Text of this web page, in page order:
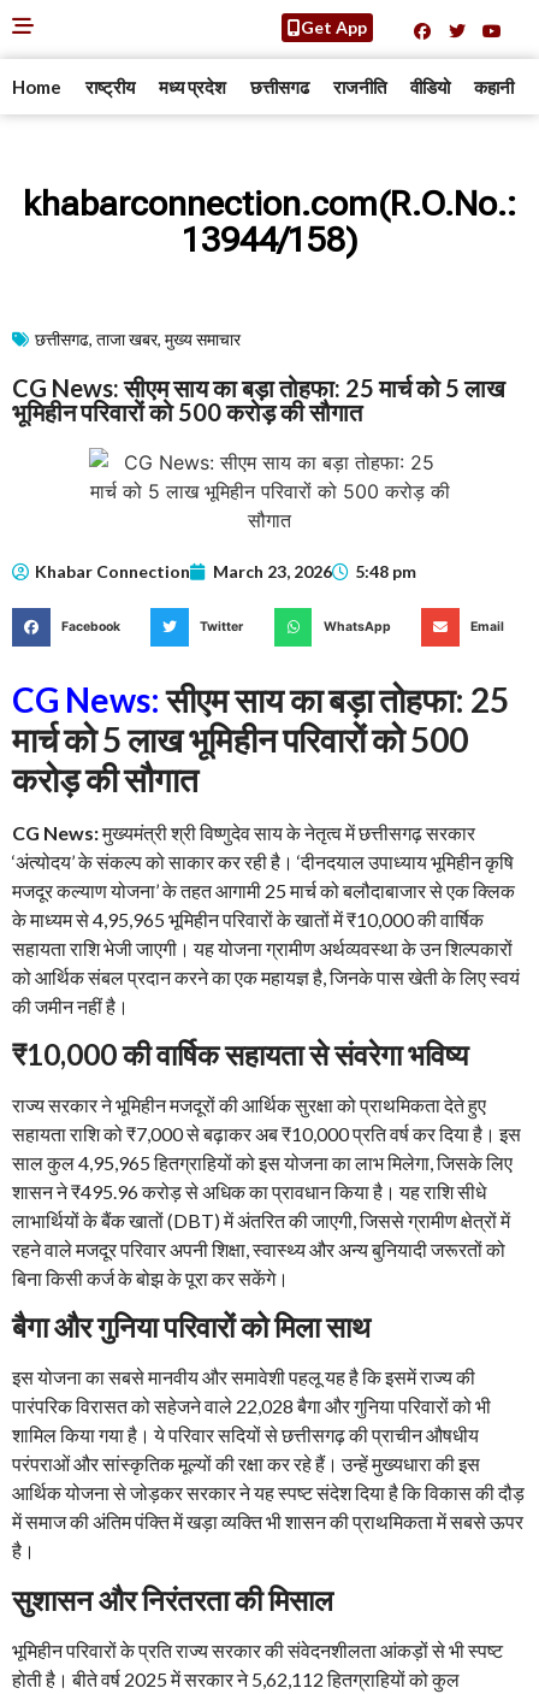
Get App
Home राष्ट्रीय मध्य प्रदेश छत्तीसगढ राजनीति वीडियो कहानी
khabarconnection.com(R.O.No.:
13944/158)
छत्तीसगढ, ताजा खबर, मुख्य समाचार​
CG News: सीएम साय का बड़ा तोहफा: 25 मार्च को 5 लाख
भूमिहीन परिवारों को 500 करोड़ की सौगात
Khabar Connection March 23, 2026 5:48 pm
Facebook Twitter WhatsApp Email
CG News:सीएम साय का बड़ा तोहफा: 25
मार्च को5 लाख भूमिहीन परिवारों को 500
करोड़ की सौगात
CG News:मुख्यमंत्री श्री विष्णुदेव साय के नेतृत्व में छत्तीसगढ़ सरकार
‘अंत्योदय’ के संकल्प को साकार कर रही है। ‘दीनदयाल उपाध्याय भूमिहीन कृषि
मजदूर कल्याण योजना’ के तहत आगामी 25 मार्च को बलौदाबाजार से एक क्लिक
के माध्यम से 4,95,965 भूमिहीन परिवारों के खातों में ₹10,000 की वार्षिक
सहायता राशि भेजी जाएगी। यह योजना ग्रामीण अर्थव्यवस्था के उन शिल्पकारों
को आर्थिक संबल प्रदान करने का एक महायज्ञ है, जिनके पास खेती के लिए स्वयं
की जमीन नहीं है।
₹10,000की वार्षिक सहायता से संवरेगा भविष्य
राज्य सरकार ने भूमिहीन मजदूरों की आर्थिक सुरक्षा को प्राथमिकता देते हुए
सहायता राशि को ₹7,000 से बढ़ाकर अब ₹10,000 प्रति वर्ष कर दिया है। इस
साल कुल 4,95,965 हितग्राहियों को इस योजना का लाभ मिलेगा, जिसके लिए
शासन ने ₹495.96 करोड़ से अधिक का प्रावधान किया है। यह राशि सीधे
लाभार्थियों के बैंक खातों (DBT) में अंतरित की जाएगी, जिससे ग्रामीण क्षेत्रों में
रहने वाले मजदूर परिवार अपनी शिक्षा, स्वास्थ्य और अन्य बुनियादी जरूरतों को
बिना किसी कर्ज के बोझ के पूरा कर सकेंगे।
बैगा और गुनिया परिवारों को मिला साथ
इस योजना का सबसे मानवीय और समावेशी पहलू यह है कि इसमें राज्य की
पारंपरिक विरासत को सहेजने वाले 22,028 बैगा और गुनिया परिवारों को भी
शामिल किया गया है। ये परिवार सदियों से छत्तीसगढ़ की प्राचीन औषधीय
परंपराओं और सांस्कृतिक मूल्यों की रक्षा कर रहे हैं। उन्हें मुख्यधारा की इस
आर्थिक योजना से जोड़कर सरकार ने यह स्पष्ट संदेश दिया है कि विकास की दौड़
में समाज की अंतिम पंक्ति में खड़ा व्यक्ति भी शासन की प्राथमिकता में सबसे ऊपर
है।
सुशासन और निरंतरता की मिसाल
भूमिहीन परिवारों के प्रति राज्य सरकार की संवेदनशीलता आंकड़ों से भी स्पष्ट
होती है। बीते वर्ष 2025 में सरकार ने 5,62,112 हितग्राहियों को कुल